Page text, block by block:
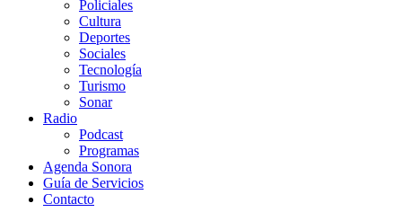
Policiales
Cultura
Deportes
Sociales
Tecnología
Turismo
Sonar
Radio
Podcast
Programas
Agenda Sonora
Guía de Servicios
Contacto